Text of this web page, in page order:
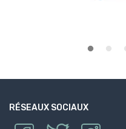
RÉSEAUX SOCIAUX